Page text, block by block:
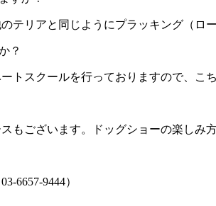
テリアと同じようにプラッキング（ロ
？
トスクールを行っておりますので、こ
もございます。ドッグショーの楽しみ
6657-9444）